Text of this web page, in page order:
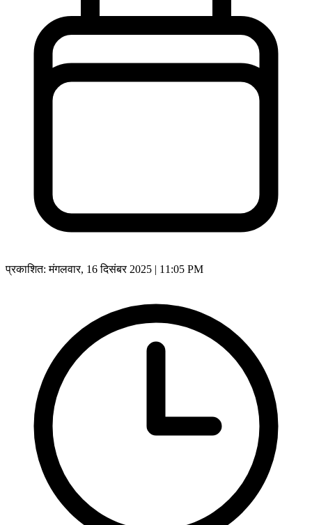
प्रकाशित:मंगलवार, 16 दिसंबर 2025 | 11:05 PM